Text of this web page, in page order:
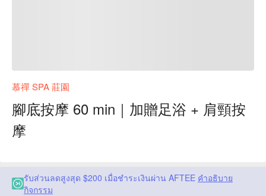
慕禪 SPA 莊園
腳底按摩 60 min｜加贈足浴 + 肩頸按
摩
รับส่วนลดสูงสุด $200 เมื่อชำระเงินผ่าน AFTEE คำอธิบาย
กิจกรรม